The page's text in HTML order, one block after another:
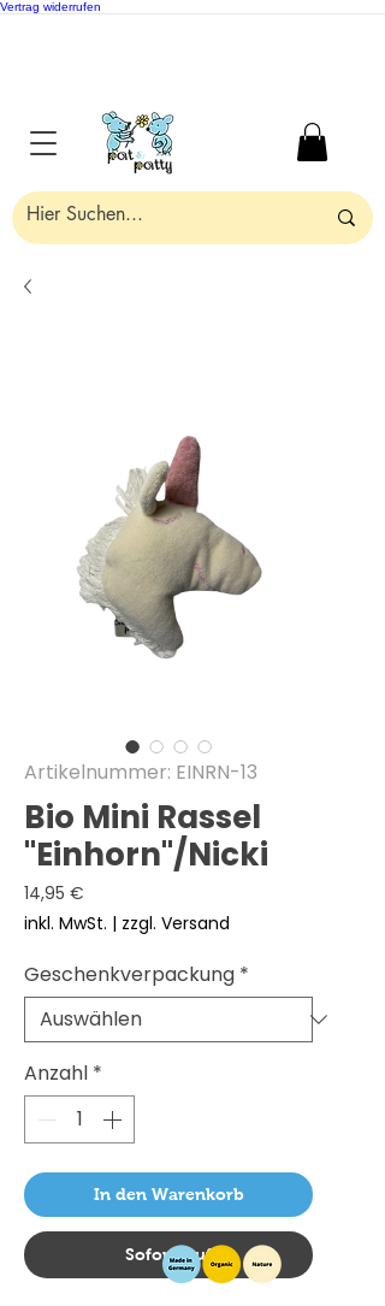
Vertrag widerrufen
Artikelnummer: EINRN-13
Bio Mini Rassel
"Einhorn"/Nicki
14,95 €
inkl. MwSt. | zzgl. Versand
Geschenkverpackung *
Anzahl *
In den Warenkorb
Sofortkauf